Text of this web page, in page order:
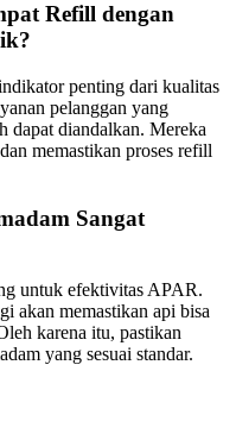
Refill dengan
penting dari kualitas
pelanggan yang
dapat diandalkan. Mereka
memastikan proses refill
Sangat
untuk efektivitas APAR.
akan memastikan api bisa
karena itu, pastikan
yang sesuai standar.